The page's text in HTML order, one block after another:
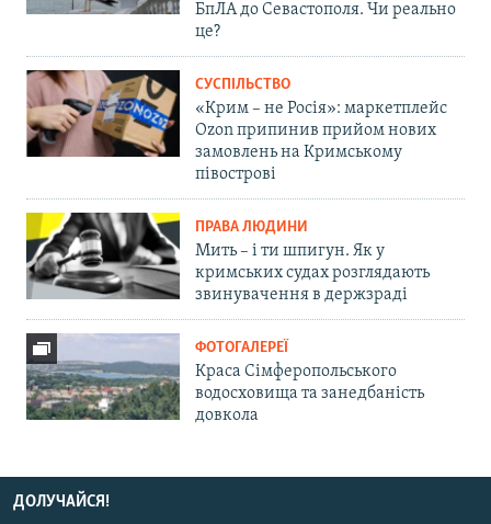
БпЛА до Севастополя. Чи реально
це?
СУСПІЛЬСТВО
«Крим – не Росія»: маркетплейс
Ozon припинив прийом нових
замовлень на Кримському
півострові
ПРАВА ЛЮДИНИ
Мить – і ти шпигун. Як у
кримських судах розглядають
звинувачення в держзраді
ФОТОГАЛЕРЕЇ
Краса Сімферопольського
водосховища та занедбаність
довкола
ДОЛУЧАЙСЯ!